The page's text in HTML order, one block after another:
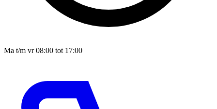
Ma t/m vr 08:00 tot 17:00